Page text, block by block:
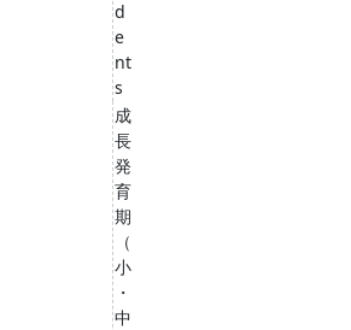
d
e
nt
s
成
長
発
育
期
（
小
・
中